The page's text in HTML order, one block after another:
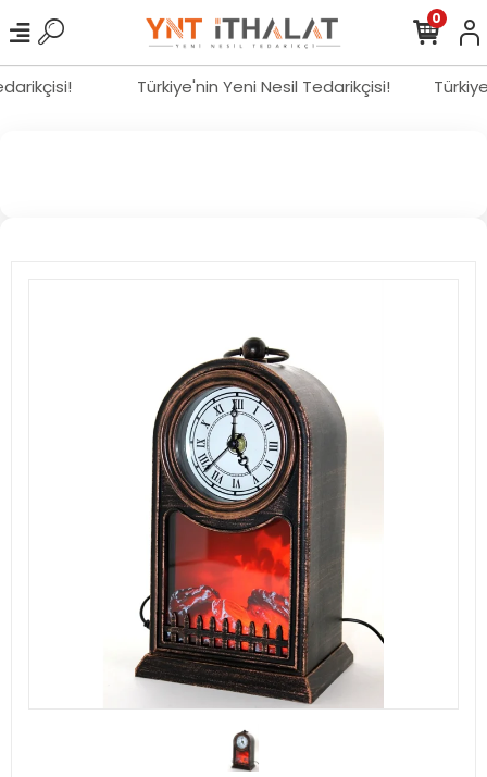
Türkiye'nin Yeni Nesil Tedarikçisi!
0